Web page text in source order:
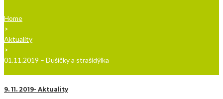
Home
>
Aktuality
>
01.11.2019 – Dušičky a strašidýlka
9. 11. 2019 Aktuality